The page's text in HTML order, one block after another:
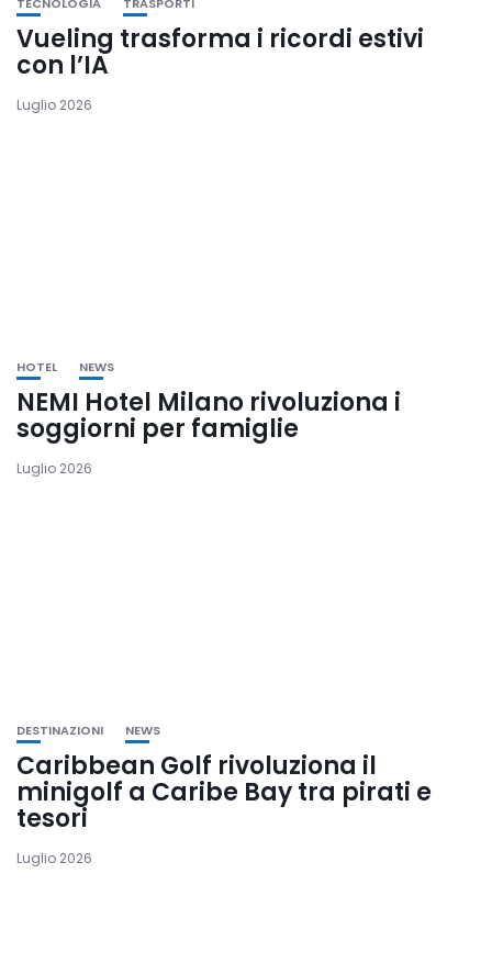
Vueling trasforma i ricordi estivi
con l’IA
Luglio 2026
HOTEL NEWS
NEMI Hotel Milano rivoluziona i
soggiorni per famiglie
Luglio 2026
DESTINAZIONI NEWS
Caribbean Golf rivoluziona il
minigolf a Caribe Bay tra pirati e
tesori
Luglio 2026